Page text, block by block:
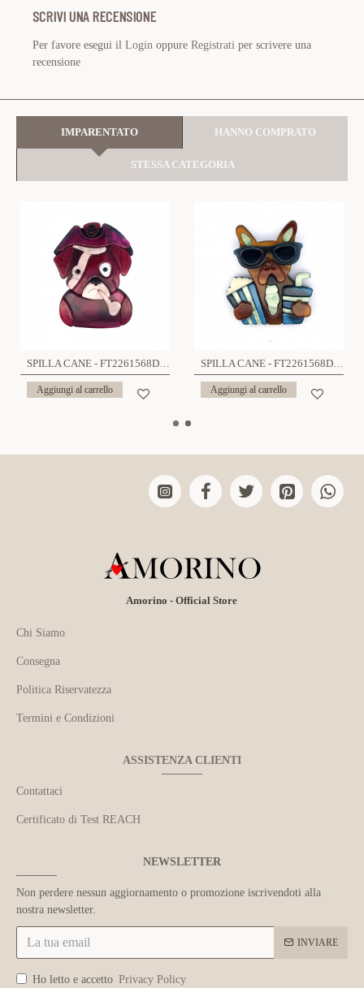
SCRIVI UNA RECENSIONE
Per favore esegui il Login oppure Registrati per scrivere una
recensione
IMPARENTATO HANNO COMPRATO
STESSA CATEGORIA
SPILLA CANE - FT2261568D64
Aggiungi al carrello
SPILLA CANE - FT2261568D75
Aggiungi al carrello
Amorino - Official Store
Chi Siamo
Consegna
Politica Riservatezza
Termini e Condizioni
ASSISTENZA CLIENTI
Contattaci
Certificato di Test REACH
NEWSLETTER
Non perdere nessun aggiornamento o promozione iscrivendoti alla
nostra newsletter.
INVIARE
Ho letto e accetto Privacy Policy